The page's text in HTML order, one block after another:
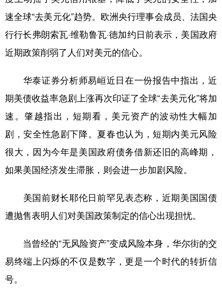
速全球“去美元化”趋势。欧洲央行理事会成员、法国央
行行长弗朗索瓦·维勒鲁瓦·德加约日前表示，美国政府
近期政策削弱了人们对美元的信心。
华泰证券分析师易峘近日在一份报告中指出，近
期美债收益率急剧上涨再次印证了全球“去美元化”将加
速。肇越指出，短期看，美元资产的波动性大幅加
剧，安全性急剧下降。夏春也认为，短期内美元风险
很大，因为今年是美国政府债务借新还旧的高峰期，
如果美国经济发生滞胀，则会进一步加剧风险。
美国前财长耶伦日前罕见表态称，近期美国国债
遭抛售表明人们对美国政策制定的信心出现担忧。
当曾经的“无风险资产”变成风险本身，华尔街的交
易终端上闪烁的不仅是数字，更是一个时代的转折信
号。